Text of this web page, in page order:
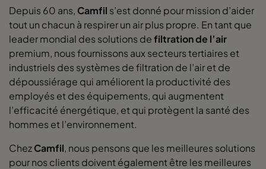
0160 592x287x370-12 ePM1 60% F7
0160 287x592x370-6
0160 592x892x370-12 ePM1 60% F7
0160 490x892x370-10
0160 287x892x370-6 ePM1 60% F7
Depuis 60 ans, Camfil s’est donné pour mission d’aider
tout un chacun à respirer un air plus propre. En tant que
leader mondial des solutions defiltration de l’air
premium, nous fournissons aux secteurs tertiaires et
industriels des systèmes de filtration de l’air et de
dépoussiérage qui améliorent la productivité des
employés et des équipements, qui augmentent
l’efficacité énergétique, et qui protègent la santé des
hommes et l’environnement.
ChezCamfil, nous pensons que les meilleures solutions
pour nos clients doivent également être les meilleures